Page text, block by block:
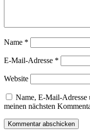
Name *
E-Mail-Adresse *
Website
Name, E-Mail-Adresse
meinen nächsten